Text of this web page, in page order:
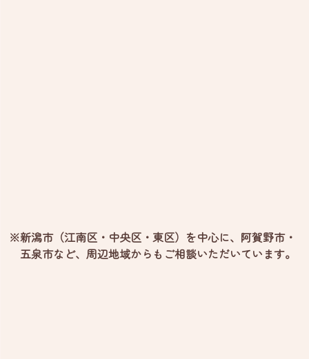
※新潟市（江南区・中央区・東区）を中心に、阿賀野市・
五泉市など、周辺地域からもご相談いただいています。